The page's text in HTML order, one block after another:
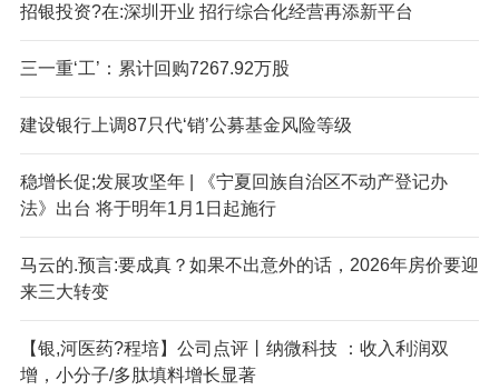
招银投资?在:深圳开业 招行综合化经营再添新平台
三一重‘工’：累计回购7267.92万股
建设银行上调87只代‘销’公募基金风险等级
稳增长促;发展攻坚年 | 《宁夏回族自治区不动产登记办
法》出台 将于明年1月1日起施行
马云的.预言:要成真？如果不出意外的话，2026年房价要迎
来三大转变
【银,河医药?程培】公司点评丨纳微科技 ：收入利润双
增，小分子/多肽填料增长显著